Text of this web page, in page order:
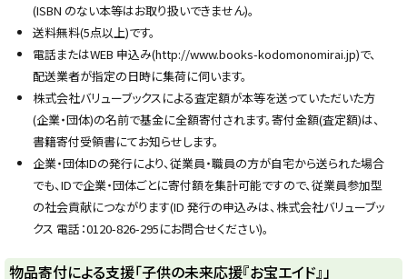
(ISBN のない本等はお取り扱いできません)。
送料無料(5点以上)です。
電話またはWEB 申込み(http://www.books-kodomonomirai.jp)で、
配送業者が指定の日時に集荷に伺います。
株式会社バリューブックスによる査定額が本等を送っていただいた方
(企業・団体)の名前で基金に全額寄付されます。寄付金額(査定額)は、
書籍寄付受領書にてお知らせします。
企業・団体IDの発行により、従業員・職員の方が自宅から送られた場合
でも、IDで企業・団体ごとに寄付額を集計可能ですので、従業員参加型
の社会貢献につながります(ID 発行の申込みは、株式会社バリューブッ
クス 電話：0120-826-295にお問合せください)。
ト
物品寄付による支援「子供の未来応援『お宝エイド』」